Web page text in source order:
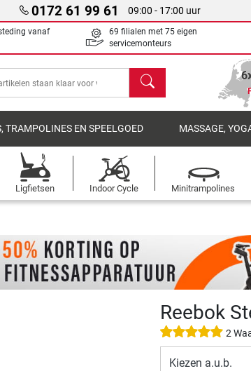
0172 61 99 61 09:00 - 17:00 uur
vanaf
69 filialen met 75 eigen
servicemonteurs
Zoeken
TRAMPOLINES EN SPEELGOED MASSAGE,
Ligfietsen Indoor Cycle Minitrampolines
Reebok
2
Kiezen a.u.b.